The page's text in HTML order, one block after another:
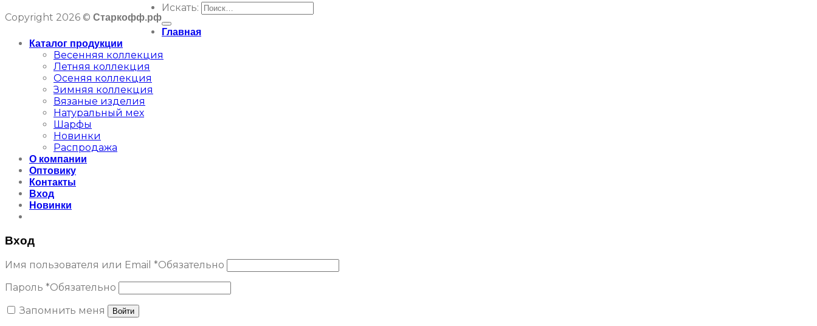
Copyright 2026 © Старкофф.рф
Искать:
Главная
Каталог продукции
Весенняя коллекция
Летняя коллекция
Осеняя коллекция
Зимняя коллекция
Вязаные изделия
Натуральный мех
Шарфы
Новинки
Распродажа
О компании
Оптовику
Контакты
Вход
Новинки
Вход
Имя пользователя или Email *Обязательно
Пароль *Обязательно
Запомнить меня
Войти